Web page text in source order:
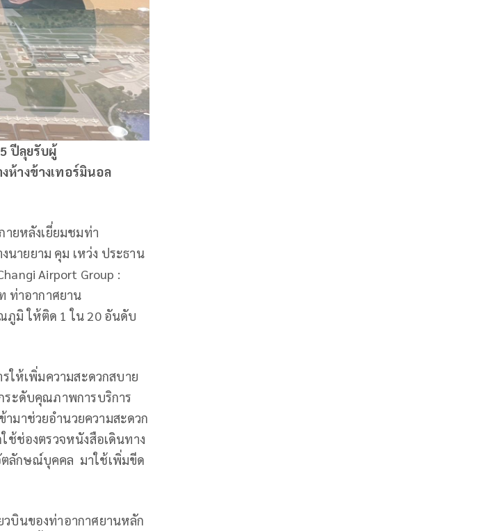
ปีลุยรับผู้
ห้างข้างเทอร์มินอล
ายหลังเยี่ยมชมท่า
ายยาม คุม เหว่ง ประธาน
Airport Group :
ท่าอากาศยาน
ภูมิ ให้ติด 1 ใน 20 อันดับ
ให้เพิ่มความสะดวกสบาย
ระดับคุณภาพการบริการ
ามาช่วยอำนวยความสะดวก
ช้ช่องตรวจหนังสือเดินทาง
ตลักษณ์บุคคล มาใช้เพิ่มขีด
วบินของท่าอากาศยานหลัก